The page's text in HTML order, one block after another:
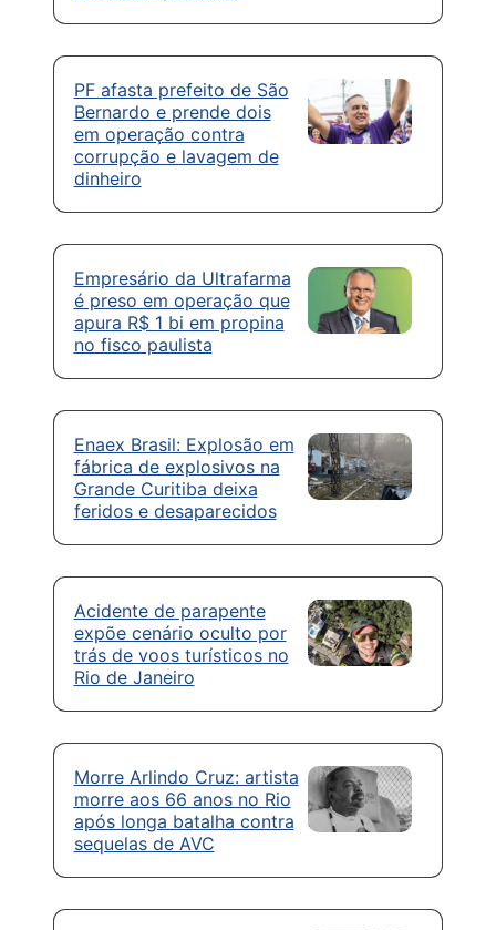
PF afasta prefeito de São
Bernardo e prende dois
em operação contra
corrupção e lavagem de
dinheiro
Empresário da Ultrafarma
é preso em operação que
apura R$ 1 bi em propina
no fisco paulista
Enaex Brasil: Explosão em
fábrica de explosivos na
Grande Curitiba deixa
feridos e desaparecidos
Acidente de parapente
expõe cenário oculto por
trás de voos turísticos no
Rio de Janeiro
Morre Arlindo Cruz: artista
morre aos 66 anos no Rio
após longa batalha contra
sequelas de AVC